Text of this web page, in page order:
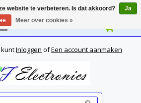
Inloggen ofEen account aanmaken
website te verbeteren. Is dat akkoord?
Ja
Meer over cookies »